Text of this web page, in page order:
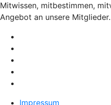
Mitwissen, mitbestimmen,
Angebot an unsere Mitglieder.
Impressum